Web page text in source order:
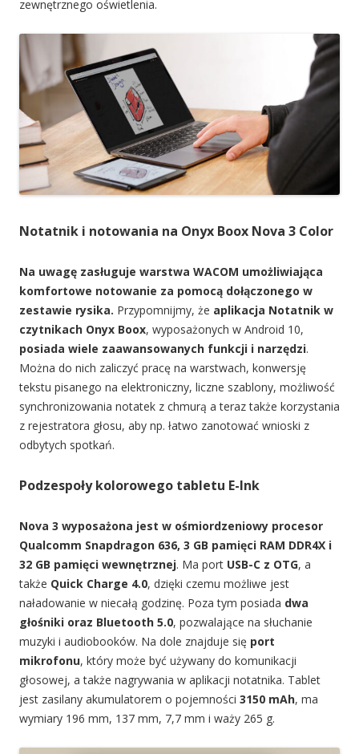
zewnętrznego oświetlenia.
Notatnik i notowania na Onyx Boox Nova 3 Color
Na uwagę zasługuje warstwa WACOM umożliwiająca
komfortowe notowanie za pomocą dołączonego w
zestawie rysika. Przypomnijmy, że aplikacja Notatnik w
czytnikach Onyx Boox, wyposażonych w Android 10,
posiada wiele zaawansowanych funkcji i narzędzi.
Można do nich zaliczyć pracę na warstwach, konwersję
tekstu pisanego na elektroniczny, liczne szablony, możliwość
synchronizowania notatek z chmurą a teraz także korzystania
z rejestratora głosu, aby np. łatwo zanotować wnioski z
odbytych spotkań.
Podzespoły kolorowego tabletu E-Ink
Nova 3 wyposażona jest w ośmiordzeniowy procesor
Qualcomm Snapdragon 636, 3 GB pamięci RAM DDR4X i
32 GB pamięci wewnętrznej. Ma port USB-C z OTG, a
także Quick Charge 4.0, dzięki czemu możliwe jest
naładowanie w niecałą godzinę. Poza tym posiada dwa
głośniki oraz Bluetooth 5.0, pozwalające na słuchanie
muzyki i audiobooków. Na dole znajduje się port
mikrofonu, który może być używany do komunikacji
głosowej, a także nagrywania w aplikacji notatnika. Tablet
jest zasilany akumulatorem o pojemności 3150 mAh, ma
wymiary 196 mm, 137 mm, 7,7 mm i waży 265 g.